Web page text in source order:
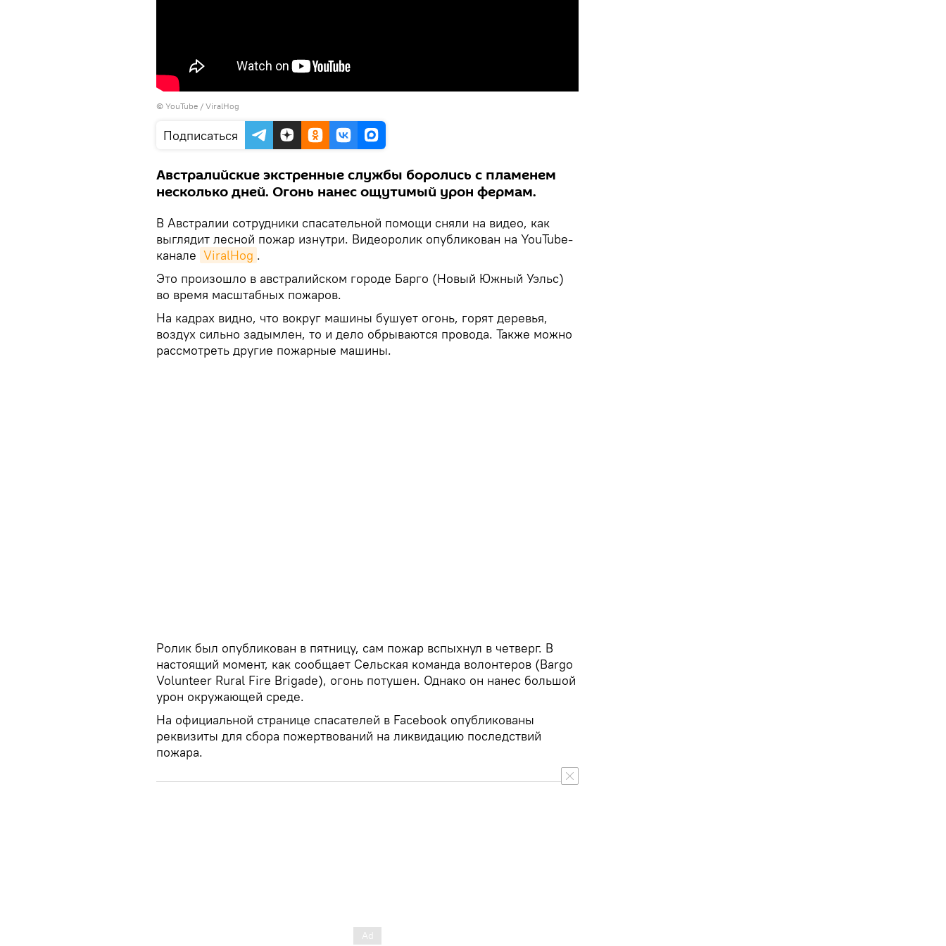
© YouTube / ViralHog
Подписаться
Австралийские экстренные службы боролись с пламенем
несколько дней. Огонь нанес ощутимый урон фермам.
В Австралии сотрудники спасательной помощи сняли на видео, как
выглядит лесной пожар изнутри. Видеоролик опубликован на YouTube-
канале ViralHog .
Это произошло в австралийском городе Барго (Новый Южный Уэльс)
во время масштабных пожаров.
На кадрах видно, что вокруг машины бушует огонь, горят деревья,
воздух сильно задымлен, то и дело обрываются провода. Также можно
рассмотреть другие пожарные машины.
Ролик был опубликован в пятницу, сам пожар вспыхнул в четверг. В
настоящий момент, как сообщает Сельская команда волонтеров (Bargo
Volunteer Rural Fire Brigade), огонь потушен. Однако он нанес большой
урон окружающей среде.
На официальной странице спасателей в Facebook опубликованы
реквизиты для сбора пожертвований на ликвидацию последствий
пожара.